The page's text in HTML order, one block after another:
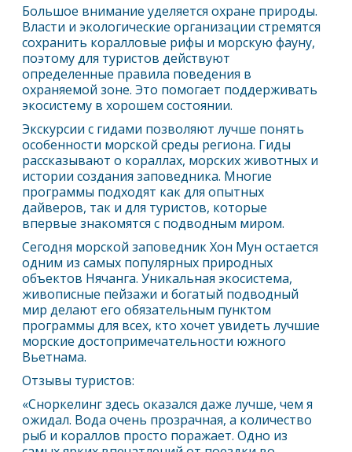
Большое внимание уделяется охране природы.
Власти и экологические организации стремятся
сохранить коралловые рифы и морскую фауну,
поэтому для туристов действуют
определенные правила поведения в
охраняемой зоне. Это помогает поддерживать
экосистему в хорошем состоянии.
Экскурсии с гидами позволяют лучше понять
особенности морской среды региона. Гиды
рассказывают о кораллах, морских животных и
истории создания заповедника. Многие
программы подходят как для опытных
дайверов, так и для туристов, которые
впервые знакомятся с подводным миром.
Сегодня морской заповедник Хон Мун остается
одним из самых популярных природных
объектов Нячанга. Уникальная экосистема,
живописные пейзажи и богатый подводный
мир делают его обязательным пунктом
программы для всех, кто хочет увидеть лучшие
морские достопримечательности южного
Вьетнама.
Отзывы туристов:
«Сноркелинг здесь оказался даже лучше, чем я
ожидал. Вода очень прозрачная, а количество
рыб и кораллов просто поражает. Одно из